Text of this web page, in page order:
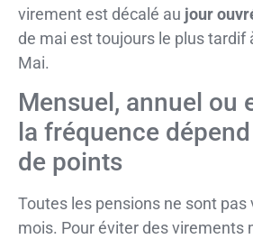
virement est décalé au jour
de mai est toujours le plus tardif
Mai.
Mensuel, annuel ou
la fréquence
de points
Toutes les pensions ne sont pas
mois. Pour éviter des virements